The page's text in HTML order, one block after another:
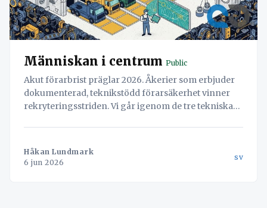
Människan i centrum Public
Akut förarbrist präglar 2026. Åkerier som erbjuder
dokumenterad, teknikstödd förarsäkerhet vinner
rekryteringsstriden. Vi går igenom de tre tekniska
certifierade parkeringsregister.
Håkan Lundmark
6 jun 2026
sv